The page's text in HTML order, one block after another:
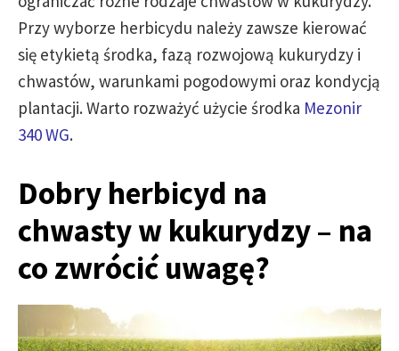
Przy wyborze herbicydu należy zawsze kierować
się etykietą środka, fazą rozwojową kukurydzy i
chwastów, warunkami pogodowymi oraz kondycją
plantacji. Warto rozważyć użycie środka Mezonir
340 WG.
Dobry herbicyd na
chwasty w kukurydzy – na
co zwrócić uwagę?